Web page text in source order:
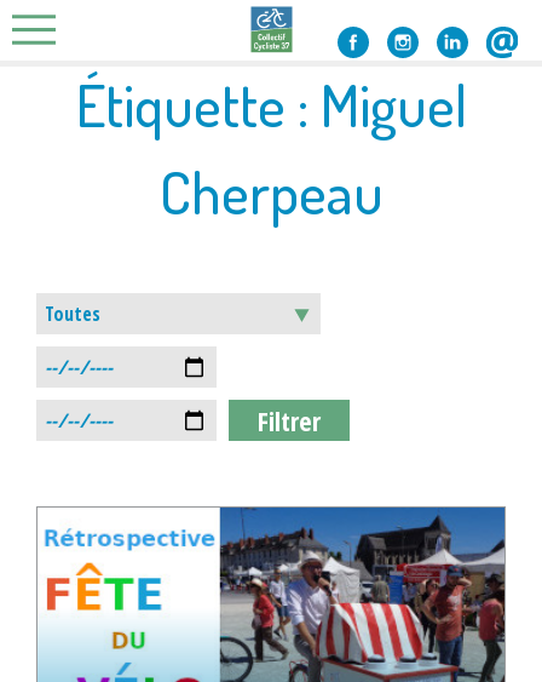
Skip
to
Étiquette : Miguel
Cherpeau